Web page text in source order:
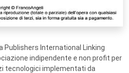
Publishers International Linking
indipendente e non profit per
tecnologici implementati da